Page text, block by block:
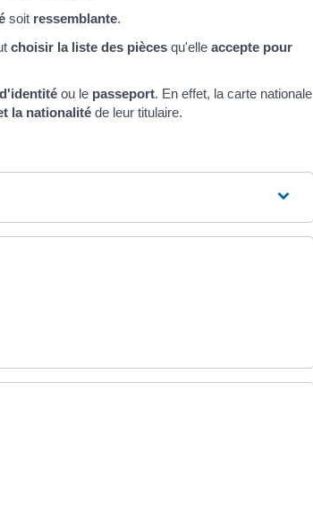
soit ressemblante.
choisir la liste des pièces qu'elle accepte pour
ou le passeport. En effet, la carte nationale
la nationalité de leur titulaire.